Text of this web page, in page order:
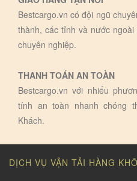
Bestcargo.vn có đội ngũ
thành, các tỉnh và nước
chuyên nghiệp.
THANH TOÁN AN TOÀN
Bestcargo.vn với nhiếu
tính an toàn nhanh chóng
Khách.
DỊCH VỤ VẬN TẢI HÀNG